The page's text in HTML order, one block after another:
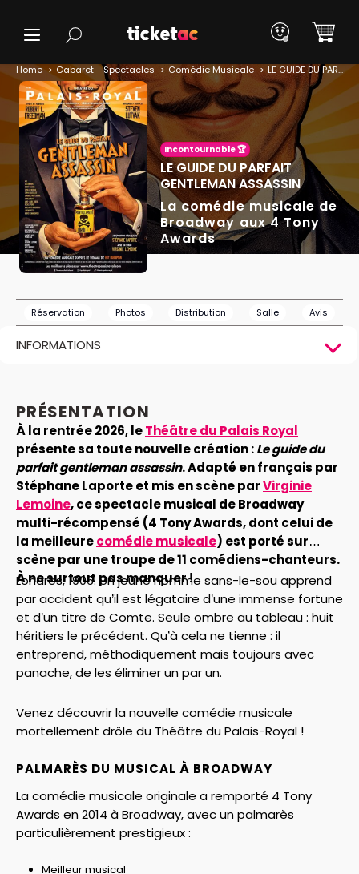
Home Cabaret - Spectacles Comédie Musicale LE GUIDE DU PARFAIT GENTLEMAN ASSASSIN
Incontournable 🏆
LE GUIDE DU PARFAIT
GENTLEMAN ASSASSIN
La comédie musicale de
Broadway aux 4 Tony
Awards
Réservation Photos Distribution Salle Avis
INFORMATIONS
PRÉSENTATION
À la rentrée 2026, leThéâtre du Palais Royal
présente sa toute nouvelle création :Le guide du
parfait gentleman assassin. Adapté en français par
Stéphane Laporte et mis en scène parVirginie
Lemoine, ce spectacle musical de Broadway
multi-récompensé (4 Tony Awards, dont celui de
la meilleurecomédie musicale) est porté sur
scène par une troupe de 11 comédiens-chanteurs.
À ne surtout pas manquer !
Londres, 1906. Un jeune homme sans-le-sou apprend
par accident qu’il est légataire d’une immense fortune
et d’un titre de Comte. Seule ombre au tableau : huit
héritiers le précédent. Qu’à cela ne tienne : il
entreprend, méthodiquement mais toujours avec
panache, de les éliminer un par un.
Venez découvrir la nouvelle comédie musicale
mortellement drôle du Théâtre du Palais-Royal !
PALMARÈS DU MUSICAL À BROADWAY
La comédie musicale originale a remporté 4 Tony
Awards en 2014 à Broadway, avec un palmarès
particulièrement prestigieux :
Meilleur musical